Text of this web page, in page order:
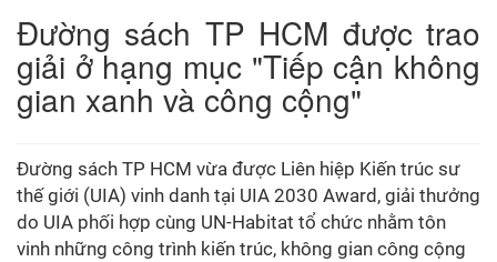
Đường sách TP HCM được trao
giải ở hạng mục "Tiếp cận không
gian xanh và công cộng"
Đường sách TP HCM vừa được Liên hiệp Kiến trúc sư
thế giới (UIA) vinh danh tại UIA 2030 Award, giải thưởng
do UIA phối hợp cùng UN-Habitat tổ chức nhằm tôn
vinh những công trình kiến trúc, không gian công cộng